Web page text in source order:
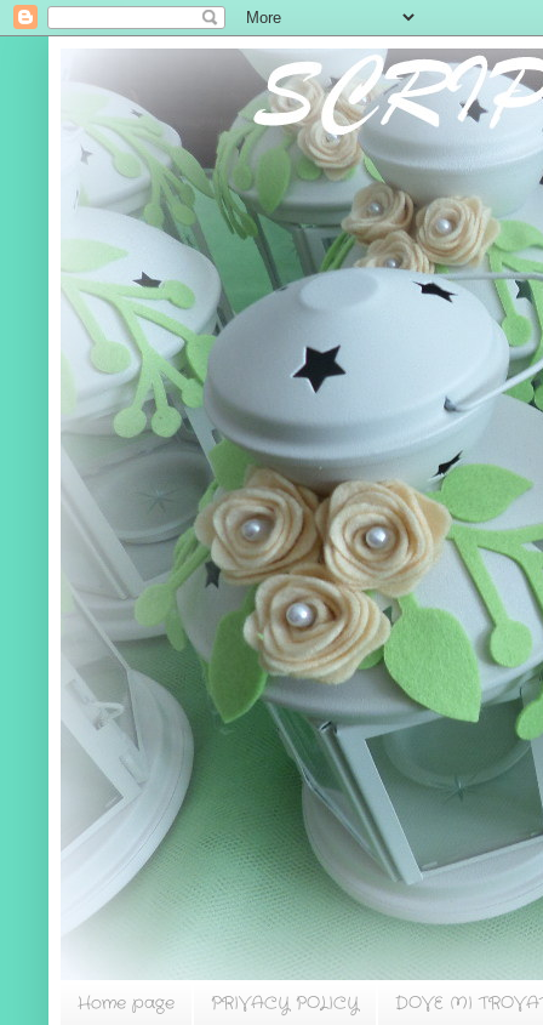
Home page PRIVACY POLICY
DOVE MI